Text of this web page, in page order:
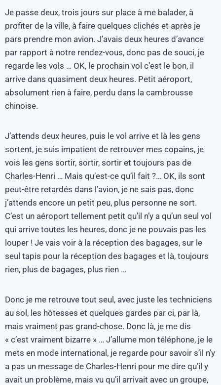
Je passe deux, trois jours sur place à me balader, à
profiter de la ville, à faire quelques clichés et après je
pars prendre mon avion. J’avais deux heures d’avance
par rapport à notre rendez-vous, donc pas de souci, je
regarde les vols … OK, le prochain vol c’est le bon, il
arrive dans quasiment deux heures. Petit aéroport,
absolument rien à faire, perdu dans la cambrousse
chinoise.
J’attends deux heures, puis le vol arrive et là les gens
sortent, je suis impatient de retrouver mes copains, je
vois les gens sortir, sortir, sortir et toujours pas de
Charles-Henri … Mais qu’est-ce qu’il fait ?… OK, ils sont
peut-être retardés dans l’avion, je ne sais pas, donc
j’attends encore un petit peu, plus personne ne sort.
C’est un aéroport tellement petit qu’il n’y a qu’un seul vol
qui arrive toutes les heures, donc je ne pouvais pas les
louper ! Je vais voir à la réception des bagages, sur le
seul tapis pour la réception des bagages et là, toujours
rien, plus de bagages, plus rien …
Donc je me retrouve tout seul, avec juste les techniciens
au sol, les hôtesses et quelques gardes par ci, par là,
mais vraiment pas grand-chose. Donc là, je me dis
« c’est vraiment bizarre » … J’allume mon téléphone, je le
mets en mode international, je regarde pour savoir s’il n’y
a pas un message de Charles-Henri pour me dire qu’il y
avait un problème, mais vu qu’il arrivait avec un groupe,